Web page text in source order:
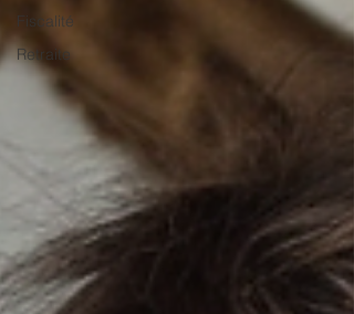
Fiscalité
Retraite